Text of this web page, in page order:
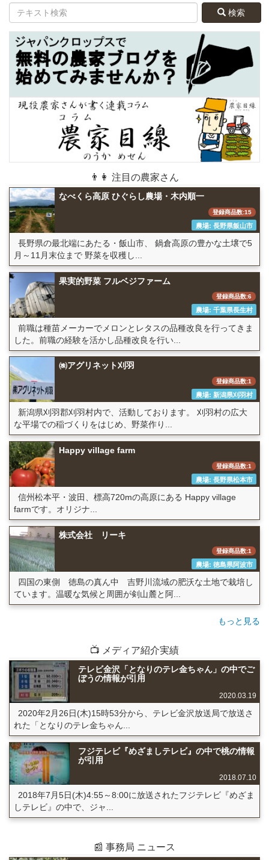
検索
👨👩 注目の農家さん
なべくら高原 ひぐらし農場・木内順一
登録商品数:15
農場: 長野県飯山市
長野県の最北端にあたる・飯山市、 鍋倉高原の豊かな土壌で5
月～11月末位まで 野菜を収穫し...
果実的野菜 フルベジファーム
登録商品数:6
農場: 千葉県長生村
前職は種苗メーカーでメロンとレタスの品種改良を行ってきま
した。前職の経験を活かし品種改良を行い...
㈱アグリネット刈羽
登録商品数:1
農場: 新潟県刈羽村
新潟県刈羽郡刈羽村内で、活動しております。 刈羽村の広大
な平場での稲づくりをはじめ、野菜作り...
Happy village farm
登録商品数:1
農場: 長野県松本市
信州松本平・波田、標高720mの高原にある Happy village
farmです。オリジナ...
株式会社 リーキ
登録商品数:1
農場: 徳島県阿波市
四国の東側 徳島の真ん中 吉野川流域の肥沃な土地で栽培し
ています。温暖な気候と周囲が剣山麓と阿...
もっと見る
📺 メディア紹介実績
テレビ金沢「となりのテレ金ちゃん」の中でご
ぼうの情報が引用
2020.03.19
2020年2月26日(木)15時53分から、テレビ金沢放送局で放送さ
れた「となりのテレ金ちゃん...
フジテレビ『めざましテレビ』の中で桃の情報
が引用
2018.07.10
2018年7月5日(木)4:55～8:00に放送されたフジテレビ『めざま
しテレビ』の中で、ジャ...
📰 事務局 ニュース